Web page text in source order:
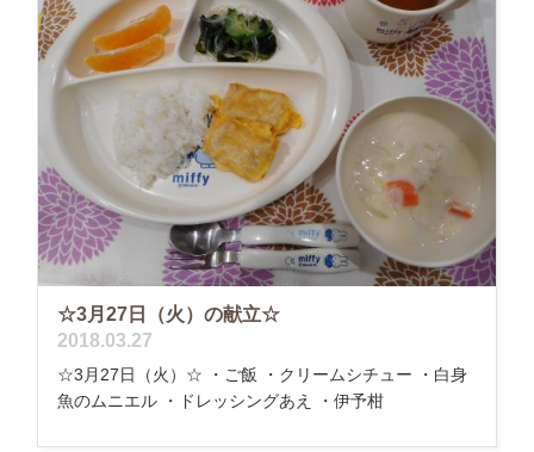
☆3月27日（火）の献立☆
2018.03.27
☆3月27日（火）☆ ・ご飯 ・クリームシチュー ・白身
魚のムニエル ・ドレッシングあえ ・伊予柑